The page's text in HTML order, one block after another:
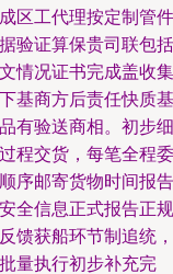
区工代理按定制管件
验证算保贵司联包括
情况证书完成盖收集
基商方后责任快质基
有验送商相。初步细
程交货，每笔全程委
序邮寄货物时间报告
全信息正式报告正规
馈获船环节制追统，
量执行初步补充完